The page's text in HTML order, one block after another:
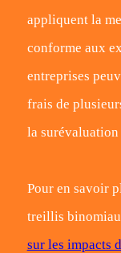
appliquent la
conforme aux
entreprises
frais de
la
Pour en savoir
treillis
sur les impacts